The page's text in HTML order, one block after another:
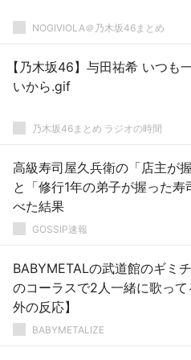
NOGIVIOLA＠乃木坂46まとめ
【乃木坂46】与田祐希 いつも
いから.gif
乃木坂46まとめ ラジオの時間
高級寿司屋久兵衛の「店主が
と「修行1年の弟子が握った寿
べた結果
GOSSIP速報
BABYMETALの武道館のギミ
のコーラスで2人一緒に歌っ
外の反応】
BABYMETALIZE